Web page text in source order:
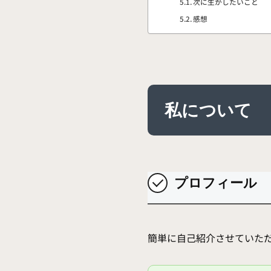
感想
私について
プロフィール
簡単に自己紹介させていた